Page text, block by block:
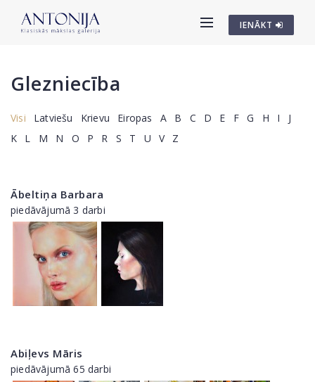
IENĀKT
Glezniecība
Visi Latviešu Krievu Eiropas A B C D E F G H I
J
K
L M N O P R S T U V Z
Ābeltiņa Barbara
piedāvājumā 3 darbi
Abiļevs Māris
piedāvājumā 65 darbi